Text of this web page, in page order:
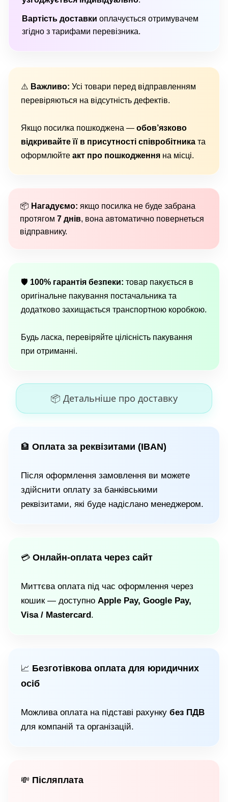
Вартість доставки оплачується отримувачем
згідно з тарифами перевізника.
⚠️ Важливо: Усі товари перед відправленням
перевіряються на відсутність дефектів.
Якщо посилка пошкоджена — обов’язково
відкривайте її в присутності співробітника та
оформлюйте акт про пошкодження на місці.
📦 Нагадуємо: якщо посилка не буде забрана
протягом 7 днів, вона автоматично повернеться
відправнику.
🛡 100% гарантія безпеки: товар пакується в
оригінальне пакування постачальника та
додатково захищається транспортною коробкою.
Будь ласка, перевіряйте цілісність пакування
при отриманні.
📦 Детальніше про доставку
🏦 Оплата за реквізитами (IBAN)
Після оформлення замовлення ви можете
здійснити оплату за банківськими
реквізитами, які буде надіслано менеджером.
💳 Онлайн-оплата через сайт
Миттєва оплата під час оформлення через
кошик — доступно Apple Pay, Google Pay,
Visa / Mastercard.
📈 Безготівкова оплата для юридичних
осіб
Можлива оплата на підставі рахунку без ПДВ
для компаній та організацій.
💸 Післяплата